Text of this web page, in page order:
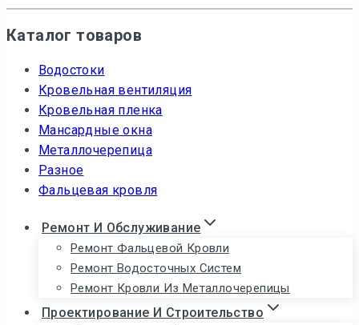
Каталог товаров
Водостоки
Кровельная вентиляция
Кровельная пленка
Мансардные окна
Металлочерепица
Разное
Фальцевая кровля
Ремонт И Обслуживание
Ремонт Фальцевой Кровли
Ремонт Водосточных Систем
Ремонт Кровли Из Металлочерепицы
Проектирование И Строительство